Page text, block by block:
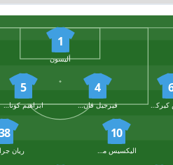
1
أليسون
ميلوس كيركيز
4
فيرجيل فان دايك
5
ابراهيم كوناتي
10
اليكسيس ماك اليستر